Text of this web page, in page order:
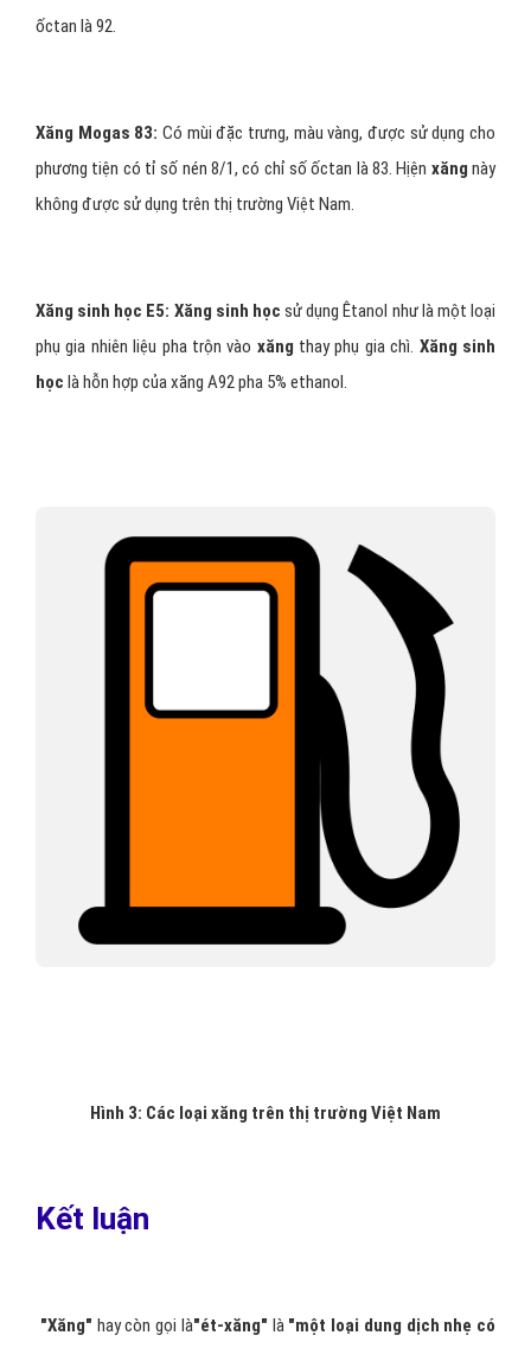
ốctan là 92.
Xăng Mogas 83: Có mùi đặc trưng, màu vàng, được sử dụng cho
phương tiện có tỉ số nén 8/1, có chỉ số ốctan là 83. Hịện xăng này
không được sử dụng trên thị trường Việt Nam.
Xăng sinh học E5: Xăng sinh họcsử dụng Êtanol như là một loại
phụ gia nhiên liệu pha trộn vào xăng thay phụ gia chì. Xăng sinh
học là hỗn hợp của xăng A92 pha 5% ethanol.
Hình 3: Các loại xăng trên thị trường Việt Nam
Kết luận
"Xăng" hay còn gọi là"ét-xăng" là "một loại dung dịch nhẹ có